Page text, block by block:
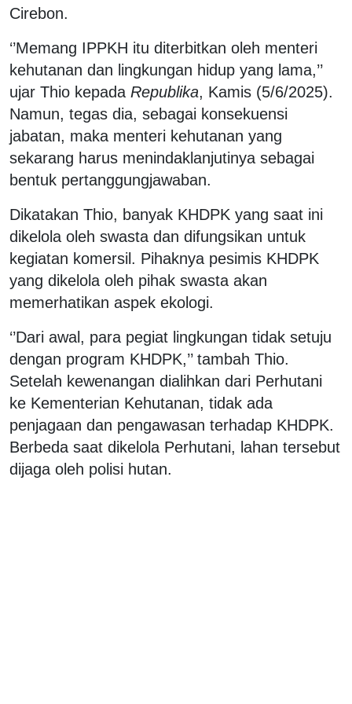
Cirebon.
‘’Memang IPPKH itu diterbitkan oleh menteri
kehutanan dan lingkungan hidup yang lama,’’
ujar Thio kepada Republika, Kamis (5/6/2025).
Namun, tegas dia, sebagai konsekuensi
jabatan, maka menteri kehutanan yang
sekarang harus menindaklanjutinya sebagai
bentuk pertanggungjawaban.
Dikatakan Thio, banyak KHDPK yang saat ini
dikelola oleh swasta dan difungsikan untuk
kegiatan komersil. Pihaknya pesimis KHDPK
yang dikelola oleh pihak swasta akan
memerhatikan aspek ekologi.
‘’Dari awal, para pegiat lingkungan tidak setuju
dengan program KHDPK,’’ tambah Thio.
Setelah kewenangan dialihkan dari Perhutani
ke Kementerian Kehutanan, tidak ada
penjagaan dan pengawasan terhadap KHDPK.
Berbeda saat dikelola Perhutani, lahan tersebut
dijaga oleh polisi hutan.